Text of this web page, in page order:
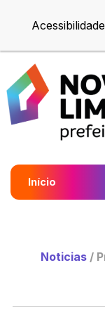
Acessibilidade
Início
Noticias /